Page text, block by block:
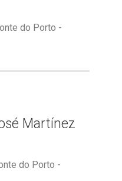
do Porto -
Martínez
do Porto -